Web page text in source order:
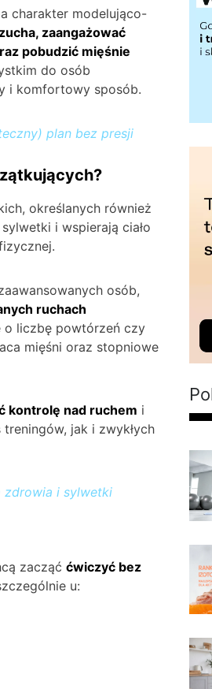
charakter modelująco-
zaangażować
pobudzić mięśnie
do osób
i komfortowy sposób.
plan bez presji
określanych również
i wspierają ciało
osób,
ruchach
o liczbę powtórzeń czy
mięśni oraz stopniowe
kontrolę nad ruchem i
jak i zwykłych
zdrowia i sylwetki
zacząć ćwiczyć bez
u: